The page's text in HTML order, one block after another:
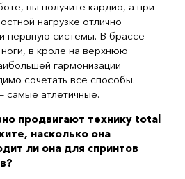
вы получите кардио, а при
нагрузке отлично
нервную системы. В брассе
в кроле на верхнюю
гармонизации
сочетать все способы.
самые атлетичные.
продвигают технику total
насколько она
ли она для спринтов